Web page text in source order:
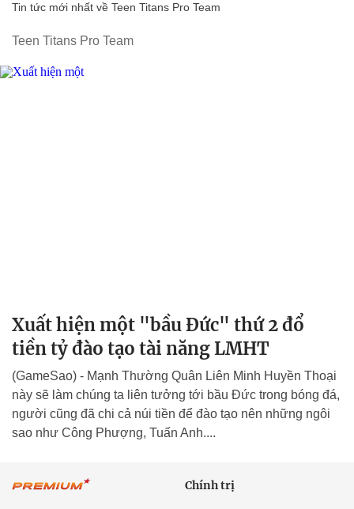
Tin tức mới nhất về Teen Titans Pro Team
Teen Titans Pro Team
Xuất hiện một "bầu Đức" thứ 2 đổ
tiền tỷ đào tạo tài năng LMHT
(GameSao) - Mạnh Thường Quân Liên Minh Huyền Thoại
này sẽ làm chúng ta liên tưởng tới bầu Đức trong bóng đá,
người cũng đã chi cả núi tiền để đào tạo nên những ngôi
sao như Công Phượng, Tuấn Anh....
Chính trị